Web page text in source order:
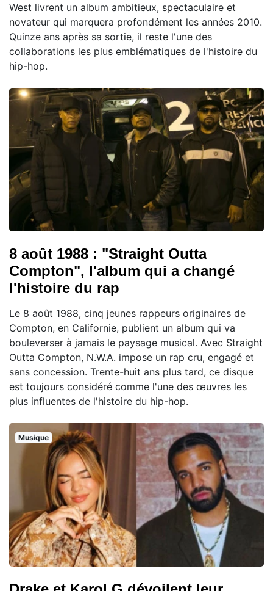
West livrent un album ambitieux, spectaculaire et
novateur qui marquera profondément les années 2010.
Quinze ans après sa sortie, il reste l'une des
collaborations les plus emblématiques de l'histoire du
hip-hop.
8 août 1988 : "Straight Outta
Compton", l'album qui a changé
l'histoire du rap
Le 8 août 1988, cinq jeunes rappeurs originaires de
Compton, en Californie, publient un album qui va
bouleverser à jamais le paysage musical. Avec Straight
Outta Compton, N.W.A. impose un rap cru, engagé et
sans concession. Trente-huit ans plus tard, ce disque
est toujours considéré comme l'une des œuvres les
plus influentes de l'histoire du hip-hop.
Musique